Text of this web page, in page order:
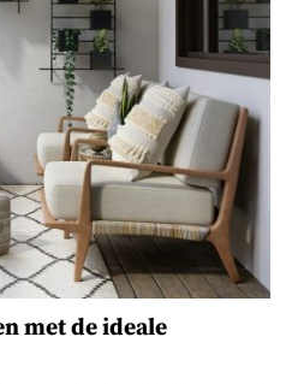
met de ideale